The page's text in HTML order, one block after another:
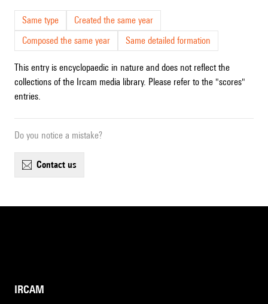
Same type
Created the same year
Composed the same year
Same detailed formation
This entry is encyclopaedic in nature and does not reflect the
collections of the Ircam media library. Please refer to the "scores"
entries.
Do you notice a mistake?
contact us
IRCAM